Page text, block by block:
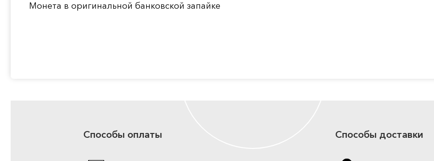
Монета в оригинальной банковской запайке
Способы оплаты Способы доставки